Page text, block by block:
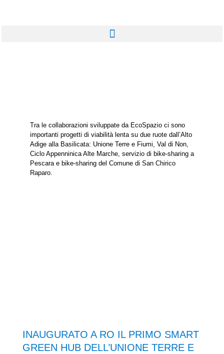
Tra le collaborazioni sviluppate da EcoSpazio ci sono
importanti progetti di viabilità lenta su due ruote dall’Alto
Adige alla Basilicata: Unione Terre e Fiumi, Val di Non,
Ciclo Appenninica Alte Marche, servizio di bike-sharing a
Pescara e bike-sharing del Comune di San Chirico
Raparo.
INAUGURATO A RO IL PRIMO SMART
GREEN HUB DELL’UNIONE TERRE E